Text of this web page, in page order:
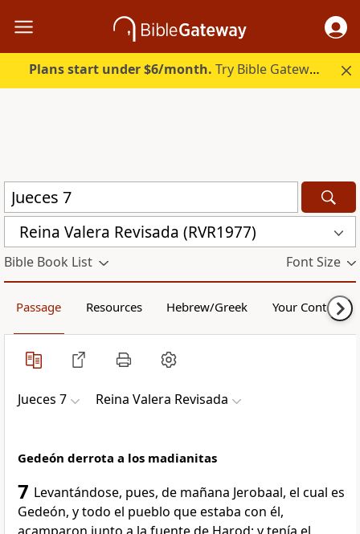
Plans start under $6/month. Try Bible Gateway Plus.
Reina Valera Revisada (RVR1977)
Bible Book List Font Size
Passage Resources Hebrew/Greek Your Content
Jueces 7 Reina Valera Revisada
Gedeón derrota a los madianitas
7 Levantándose, pues, de mañana Jerobaal, el cual es
Gedeón, y todo el pueblo que estaba con él,